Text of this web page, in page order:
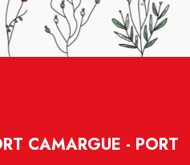
CAMARGUE - PORT